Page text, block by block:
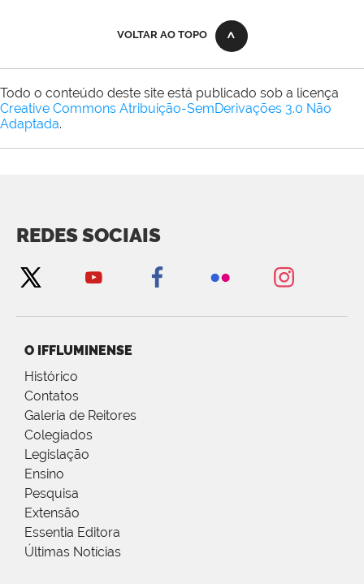
VOLTAR AO TOPO
Todo o conteúdo deste site está publicado sob a licença
Creative Commons Atribuição-SemDerivações 3.0 Não
Adaptada.
REDES SOCIAIS
O IFFLUMINENSE
Histórico
Contatos
Galeria de Reitores
Colegiados
Legislação
Ensino
Pesquisa
Extensão
Essentia Editora
Últimas Notícias